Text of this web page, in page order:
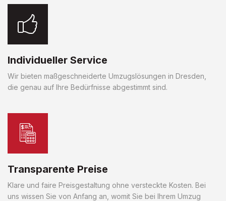
Individueller Service
Wir bieten maßgeschneiderte Umzugslösungen in Dresden,
die genau auf Ihre Bedürfnisse abgestimmt sind.
Transparente Preise
Klare und faire Preisgestaltung ohne versteckte Kosten. Bei
uns wissen Sie von Anfang an, womit Sie bei Ihrem Umzug